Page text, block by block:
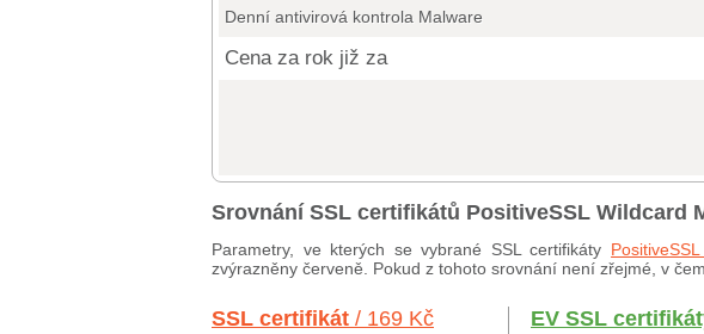
Denní antivirová kontrola Malware
Cena za rok již za
Srovnání SSL certifikátů PositiveSSL Wildcard
Parametry, ve kterých se vybrané SSL certifikáty
zvýrazněny červeně. Pokud z tohoto srovnání není zřejmé, v
SSL certifikát / 169 Kč EV SSL